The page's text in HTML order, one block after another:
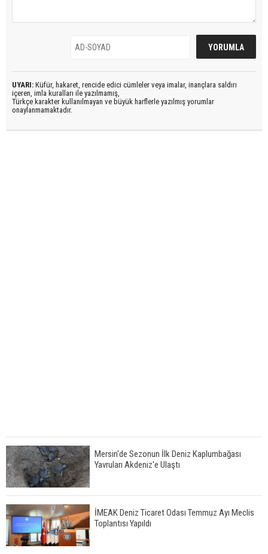
UYARI: Küfür, hakaret, rencide edici cümleler veya imalar, inançlara saldırı
içeren, imla kuralları ile yazılmamış,
Türkçe karakter kullanılmayan ve büyük harflerle yazılmış yorumlar
onaylanmamaktadır.
Mersin'de Sezonun İlk Deniz Kaplumbağası
Yavruları Akdeniz'e Ulaştı
İMEAK Deniz Ticaret Odası Temmuz Ayı Meclis
Toplantısı Yapıldı